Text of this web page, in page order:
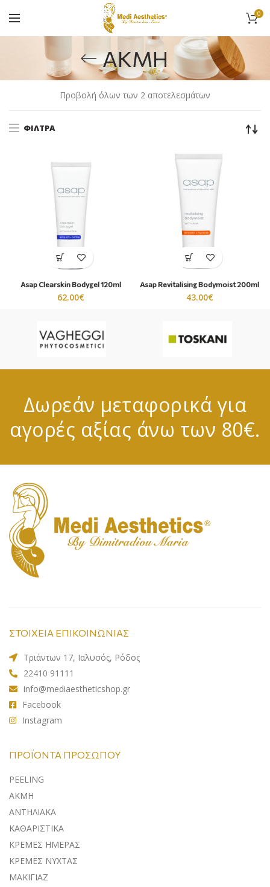
0
ΑΚΜΗ
Προβολή όλων των 2 αποτελεσμάτων
ΦΊΛΤΡΑ
Asap Clearskin Bodygel 120ml
62.00€
Asap Revitalising Bodymoist 200ml
43.00€
Δωρεάν μεταφορικά για
αγορές αξίας άνω των 80€.
ΣΤΟΙΧΕΙΑ ΕΠΙΚΟΙΝΩΝΙΑΣ
Τριάντων 17, Ιαλυσός, Ρόδος
22410 91111
info@mediaestheticshop.gr
Facebook
Instagram
ΠΡΟΪΌΝΤΑ ΠΡΟΣΏΠΟΥ
PEELING
ΑΚΜΗ
ΑΝΤΗΛΙΑΚA
ΚΑΘΑΡΙΣΤΙΚΑ
ΚΡΕΜΕΣ ΗΜΕΡΑΣ
ΚΡΕΜΕΣ ΝΥΧΤΑΣ
ΜΑΚΙΓΙΑΖ